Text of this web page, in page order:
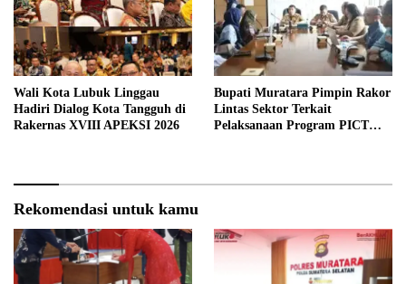
Wali Kota Lubuk Linggau
Hadiri Dialog Kota Tangguh di
Rakernas XVIII APEKSI 2026
Bupati Muratara Pimpin Rakor
Lintas Sektor Terkait
Pelaksanaan Program PICT
Rekomendasi untuk kamu